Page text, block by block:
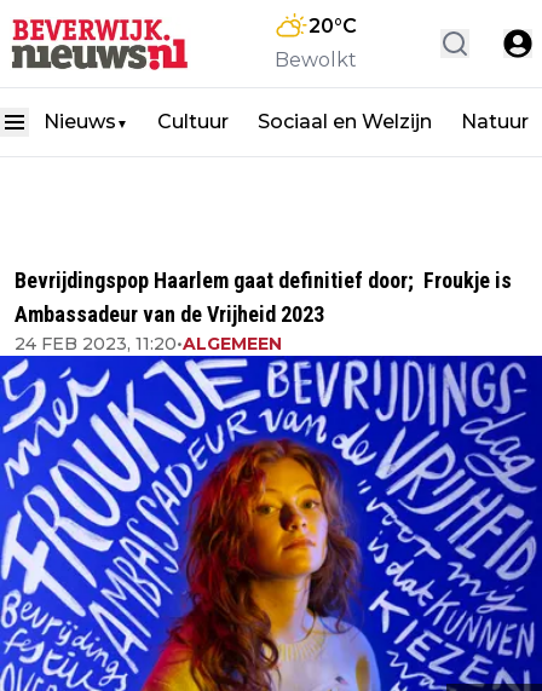
20°C
Bewolkt
Nieuws ▼ Cultuur Sociaal en Welzijn Natuur
Bevrijdingspop Haarlem gaat definitief door; Froukje is
Ambassadeur van de Vrijheid 2023
24 FEB 2023, 11:20•ALGEMEEN